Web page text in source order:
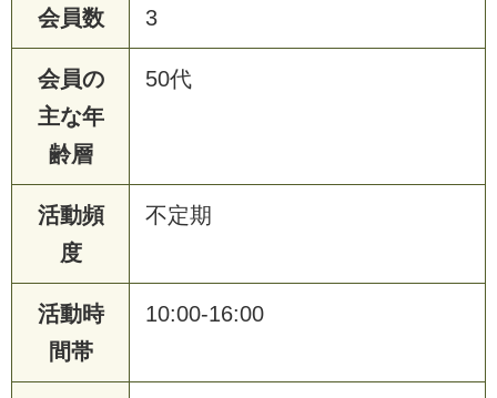
会員数 3
会員の
主な年
齢層
50代
活動頻
度
不定期
活動時
間帯
10:00-16:00